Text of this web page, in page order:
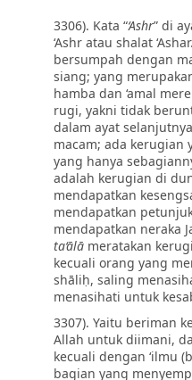
3306). Kata “‘Ashr” di
‘Ashr atau shalat
bersumpah dengan
siang; yang
hamba dan ‘amal
rugi, yakni tidak
dalam ayat
macam; ada kerugian
yang hanya
adalah kerugian di
mendapatkan
mendapatkan
mendapatkan neraka
ta‘ālā meratakan
kecuali orang yang
shāliḥ, saling
menasihati untuk
3307). Yaitu beriman
Allah untuk diimani,
kecuali dengan ‘ilmu
bagian yang